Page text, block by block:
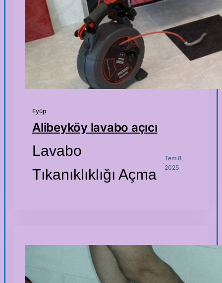
Eyüp
Alibeyköy lavabo açıcı
Lavabo
Tıkanıklıklığı Açma
·
Tem 8,
2025